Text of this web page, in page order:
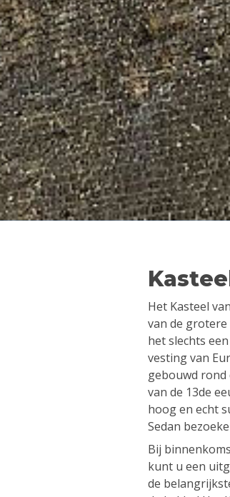
Het Kasteel
van de grotere
het slechts
vesting van
gebouwd
van de 13de
hoog en echt
Sedan
Bij
kunt u een
de